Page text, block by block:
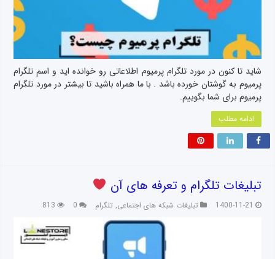
شاید تا کنون در مورد تلگرام پرمیوم اطلاعاتی رو خوانده اید و اسم تلگرام
پرمیوم به گوشتان خورده باشد . با ما همراه باشید تا بیشتر در مورد تلگرام
پرمیوم برای شما بگوییم.
ادامه مطلب
تبلیغات تلگرام و تعرفه های آن
1400-11-21 تبلیغات شبکه های اجتماعی, تلگرام 0
813